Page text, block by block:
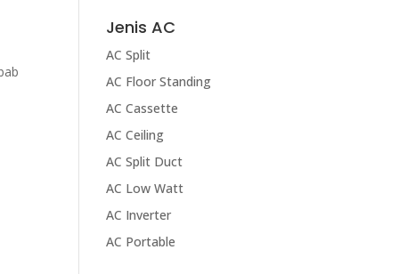
Jenis AC
AC Split
AC Floor Standing
AC Cassette
AC Ceiling
AC Split Duct
AC Low Watt
AC Inverter
AC Portable